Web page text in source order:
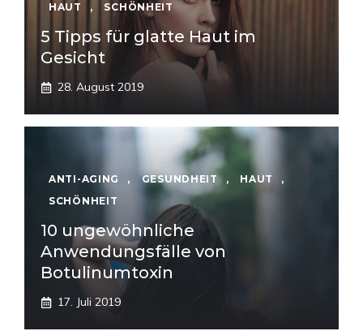
HAUT , SCHÖNHEIT
5 Tipps für glatte Haut im
Gesicht
28. August 2019
ANTI-AGING , GESUNDHEIT , HAUT
,
SCHÖNHEIT
10 ungewöhnliche
Anwendungsfälle von
Botulinumtoxin
17. Juli 2019